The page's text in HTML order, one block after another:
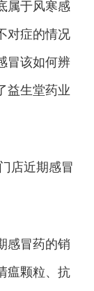
属于风寒感
对症的情况
冒该如何辨
益生堂药业
店近期感冒
感冒药的销
瘟颗粒、抗